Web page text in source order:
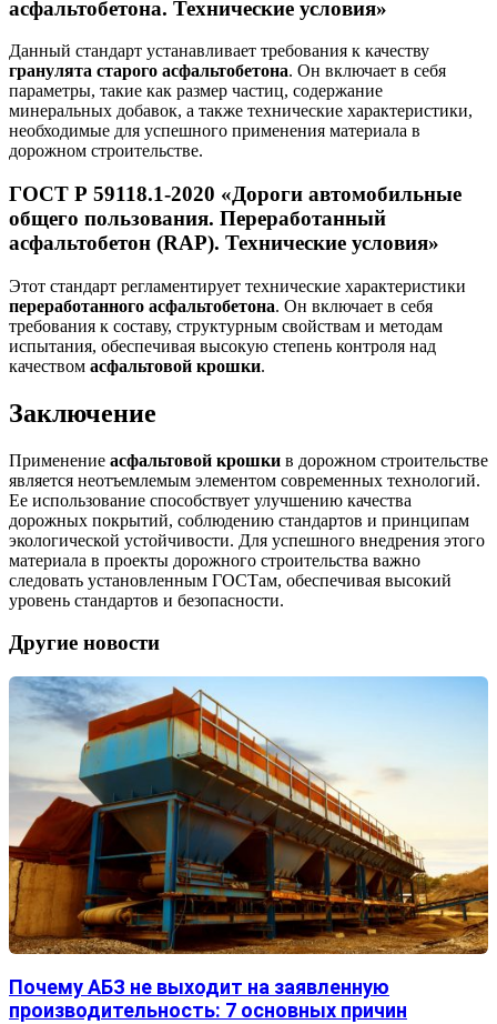
асфальтобетона. Технические условия»
Данный стандарт устанавливает требования к качеству
гранулята старого асфальтобетона. Он включает в себя
параметры, такие как размер частиц, содержание
минеральных добавок, а также технические характеристики,
необходимые для успешного применения материала в
дорожном строительстве.
ГОСТ Р 59118.1-2020 «Дороги автомобильные
общего пользования. Переработанный
асфальтобетон (RAP). Технические условия»
Этот стандарт регламентирует технические характеристики
переработанного асфальтобетона. Он включает в себя
требования к составу, структурным свойствам и методам
испытания, обеспечивая высокую степень контроля над
качеством асфальтовой крошки.
Заключение
Применение асфальтовой крошки в дорожном строительстве
является неотъемлемым элементом современных технологий.
Ее использование способствует улучшению качества
дорожных покрытий, соблюдению стандартов и принципам
экологической устойчивости. Для успешного внедрения этого
материала в проекты дорожного строительства важно
следовать установленным ГОСТам, обеспечивая высокий
уровень стандартов и безопасности.
Другие новости
Почему АБЗ не выходит на заявленную
производительность: 7 основных причин